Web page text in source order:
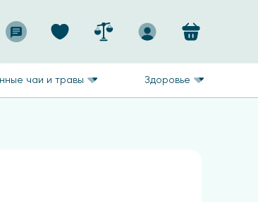
чаи и травы Здоровье